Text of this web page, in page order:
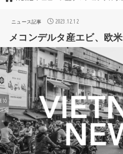
ニュース記事 2023.12.12
メコンデルタ産エビ、欧